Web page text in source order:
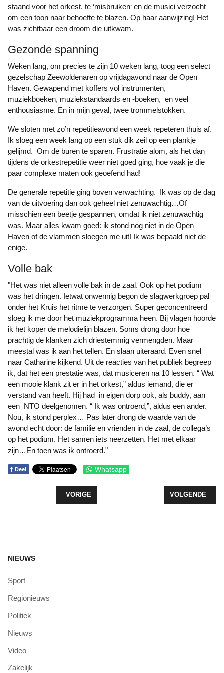
staand voor het orkest, te ‘misbruiken‘ en de musici verzocht
om een toon naar behoefte te blazen. Op haar aanwijzing! Het
was zichtbaar een droom die uitkwam.
Gezonde spanning
Weken lang, om precies te zijn 10 weken lang, toog een select
gezelschap Zeewoldenaren op vrijdagavond naar de Open
Haven. Gewapend met koffers vol instrumenten,
muziekboeken, muziekstandaards en -boeken, en veel
enthousiasme. En in mijn geval, twee trommelstokken.
We sloten met zo’n repetitieavond een week repeteren thuis af.
Ik sloeg een week lang op een stuk dik zeil op een plankje
gelijmd. Om de buren te sparen. Frustratie alom, als het dan
tijdens de orkestrepetitie weer niet goed ging, hoe vaak je die
paar complexe maten ook geoefend had!
De generale repetitie ging boven verwachting. Ik was op de dag
van de uitvoering dan ook geheel niet zenuwachtig…Of
misschien een beetje gespannen, omdat ik niet zenuwachtig
was. Maar alles kwam goed: ik stond nog niet in de Open
Haven of de vlammen sloegen me uit! Ik was bepaald niet de
enige.
Volle bak
"Het was niet alleen volle bak in de zaal. Ook op het podium
was het dringen. Ietwat onwennig begon de slagwerkgroep pal
onder het Kruis het ritme te verzorgen. Super geconcentreerd
sloeg ik me door het muziekprogramma heen. Bij vlagen hoorde
ik het koper de melodielijn blazen. Soms drong door hoe
prachtig de klanken zich driestemmig vermengden. Maar
meestal was ik aan het tellen. En slaan uiteraard. Even snel
naar Catharine kijkend. Uit de reacties van het publiek begreep
ik, dat het een prestatie was, dat musiceren na 10 lessen. “ Wat
een mooie klank zit er in het orkest,” aldus iemand, die er
verstand van heeft. Hij had in eigen dorp ook, als buddy, aan
een NTO deelgenomen. “ Ik was ontroerd,”, aldus een ander.
Nou, ik stond perplex… Pas later drong de waarde van de
avond echt door: de familie en vrienden in de zaal, de collega’s
op het podium. Het samen iets neerzetten. Het met elkaar
zijn…En toen was ik ontroerd."
f Deel Whatsapp
VORIG ARTIKEL: HENGELSPORTERS EN
VORIGE VOLGENDE
VOLGENDE
NIEUWS
Sport
Regionieuws
Politiek
Nieuws
Video
Zakelijk